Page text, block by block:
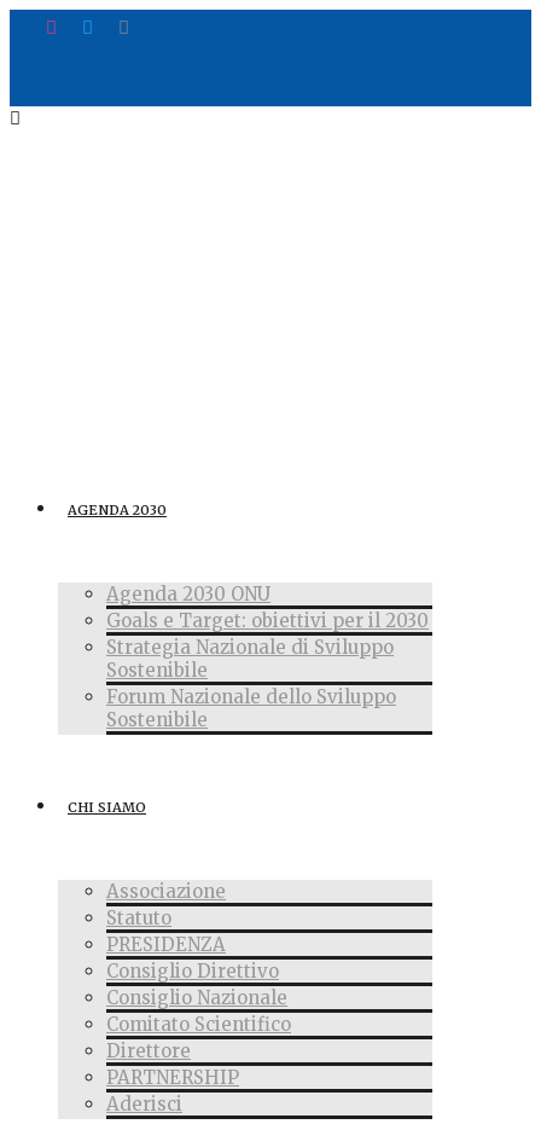
AGENDA 2030
Agenda 2030 ONU
Goals e Target: obiettivi per il 2030
Strategia Nazionale di Sviluppo
Sostenibile
Forum Nazionale dello Sviluppo
Sostenibile
CHI SIAMO
Associazione
Statuto
PRESIDENZA
Consiglio Direttivo
Consiglio Nazionale
Comitato Scientifico
Direttore
PARTNERSHIP
Aderisci